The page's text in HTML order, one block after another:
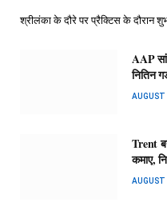
श्रीलंका के दौरे पर प्रैक्टिस के दौरान
AAP
नितिन
Trent
कमाए,